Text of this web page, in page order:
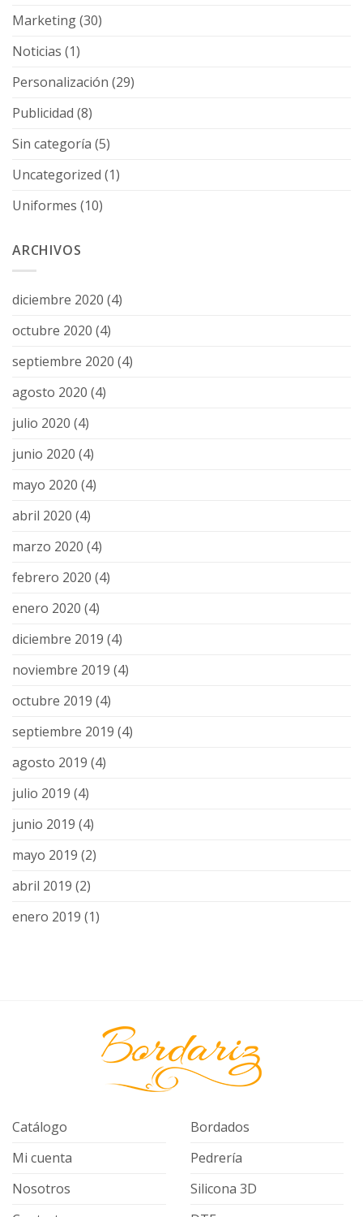
Marketing(30)
Noticias (1)
Personalización (29)
Publicidad (8)
Sin categoría (5)
Uncategorized (1)
Uniformes (10)
ARCHIVOS
diciembre 2020 (4)
octubre 2020 (4)
septiembre 2020 (4)
agosto 2020 (4)
julio 2020 (4)
junio 2020 (4)
mayo 2020 (4)
abril 2020 (4)
marzo 2020 (4)
febrero 2020 (4)
enero 2020 (4)
diciembre 2019 (4)
noviembre 2019 (4)
octubre 2019 (4)
septiembre 2019 (4)
agosto 2019 (4)
julio 2019 (4)
junio 2019 (4)
mayo 2019 (2)
abril 2019 (2)
enero 2019 (1)
Catálogo
Mi cuenta
Nosotros
Bordados
Pedrería
Silicona 3D